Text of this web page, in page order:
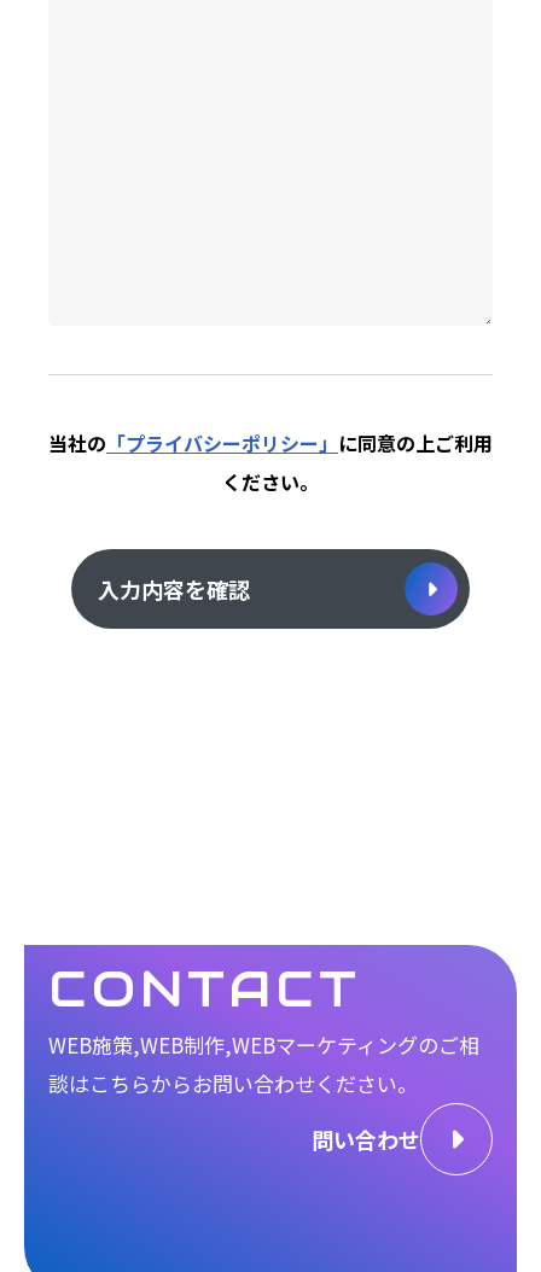
当社の 「プライバシーポリシー」 に同意の上ご利用
ください。
入力内容を確認
CONTACT
WEB施策,WEB制作,WEBマーケティングのご相
談はこちらからお問い合わせください。
問い合わせ